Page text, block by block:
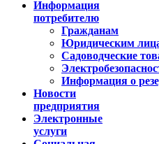
Информация
потребителю
Гражданам
Юридическим
Садоводческие
Информация о
Новости
предприятия
Электронные
услуги